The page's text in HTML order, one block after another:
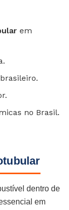
em
no Brasil.
dentro de
em